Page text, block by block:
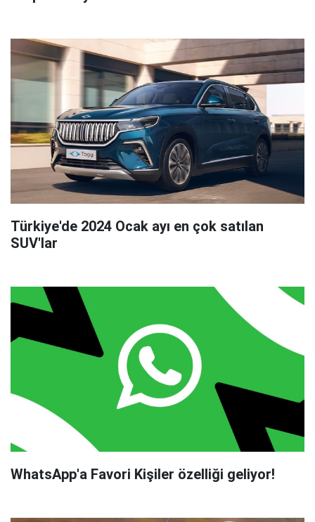
Türkiye'de 2024 Ocak ayı en çok satılan
SUV'lar
WhatsApp'a Favori Kişiler özelliği geliyor!